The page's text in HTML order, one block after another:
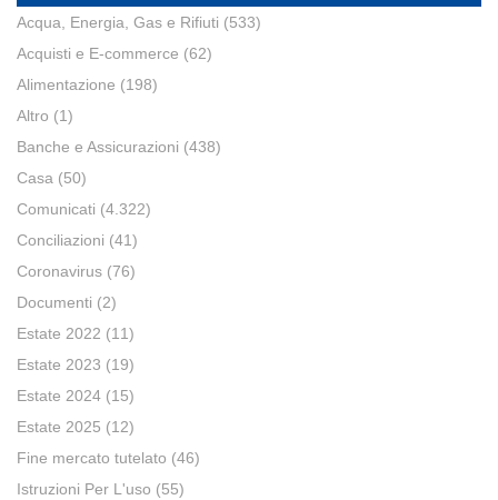
Acqua, Energia, Gas e Rifiuti (533)
Acquisti e E-commerce (62)
Alimentazione (198)
Altro (1)
Banche e Assicurazioni (438)
Casa (50)
Comunicati (4.322)
Conciliazioni (41)
Coronavirus (76)
Documenti (2)
Estate 2022 (11)
Estate 2023 (19)
Estate 2024 (15)
Estate 2025 (12)
Fine mercato tutelato (46)
Istruzioni Per L'uso (55)